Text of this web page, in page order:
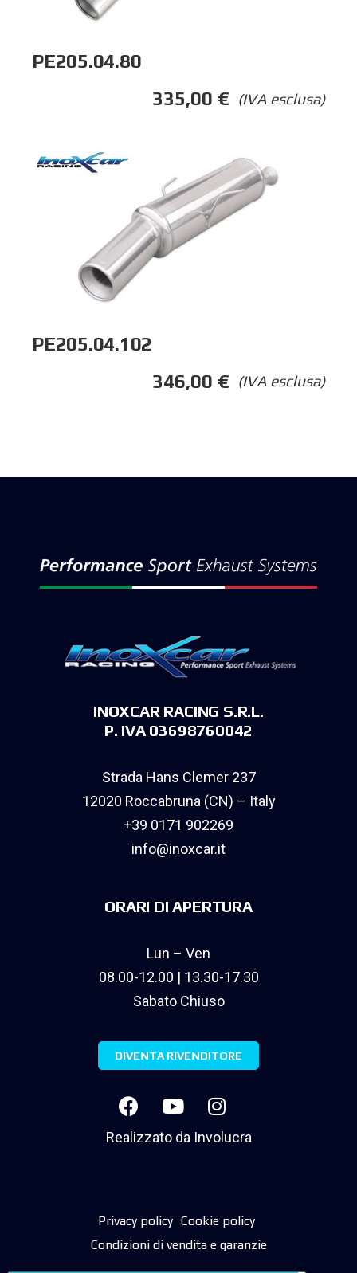
PE205.04.80
(IVA esclusa)
335,00 €
PE205.04.102
(IVA esclusa)
346,00 €
INOXCAR RACING S.R.L.
P. IVA 03698760042
Strada Hans Clemer 237
12020 Roccabruna (CN) – Italy
+39 0171 902269
info@inoxcar.it
ORARI DI APERTURA
Lun – Ven
08.00-12.00 | 13.30-17.30
Sabato Chiuso
DIVENTA RIVENDITORE
Realizzato da Involucra
Privacy policy Cookie policy
Condizioni di vendita e garanzie